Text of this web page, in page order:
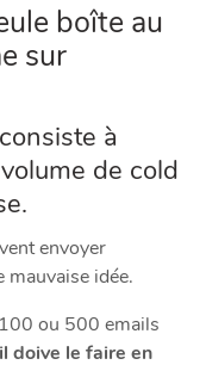
boîte au
sur
à
de cold
envoyer
mauvaise idée.
ou 500 emails
doive le faire en